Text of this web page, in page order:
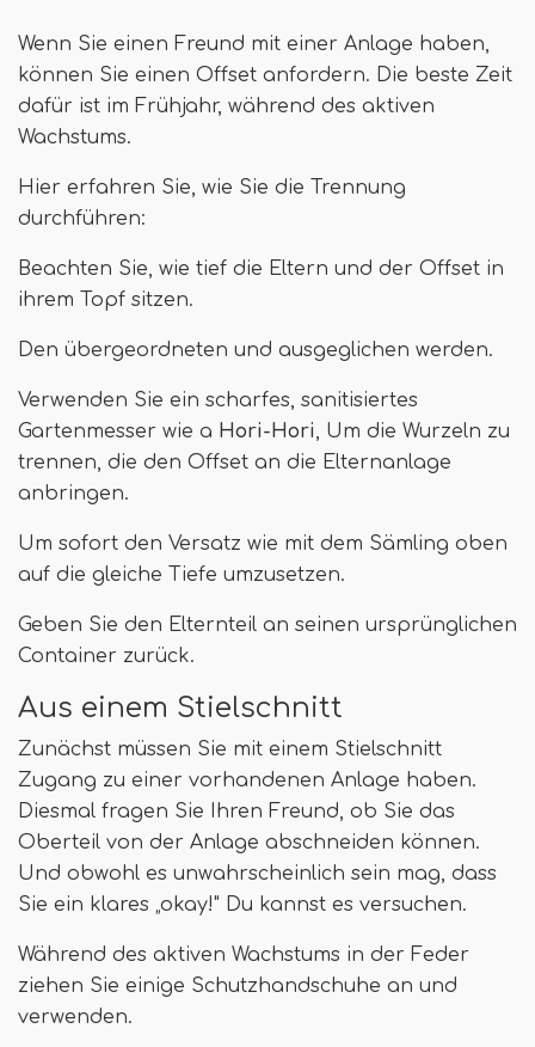
Wenn Sie einen Freund mit einer Anlage haben,
können Sie einen Offset anfordern. Die beste Zeit
dafür ist im Frühjahr, während des aktiven
Wachstums.
Hier erfahren Sie, wie Sie die Trennung
durchführen:
Beachten Sie, wie tief die Eltern und der Offset in
ihrem Topf sitzen.
Den übergeordneten und ausgeglichen werden.
Verwenden Sie ein scharfes, sanitisiertes
Gartenmesser wie a Hori-Hori, Um die Wurzeln zu
trennen, die den Offset an die Elternanlage
anbringen.
Um sofort den Versatz wie mit dem Sämling oben
auf die gleiche Tiefe umzusetzen.
Geben Sie den Elternteil an seinen ursprünglichen
Container zurück.
Aus einem Stielschnitt
Zunächst müssen Sie mit einem Stielschnitt
Zugang zu einer vorhandenen Anlage haben.
Diesmal fragen Sie Ihren Freund, ob Sie das
Oberteil von der Anlage abschneiden können.
Und obwohl es unwahrscheinlich sein mag, dass
Sie ein klares „okay!" Du kannst es versuchen.
Während des aktiven Wachstums in der Feder
ziehen Sie einige Schutzhandschuhe an und
verwenden.